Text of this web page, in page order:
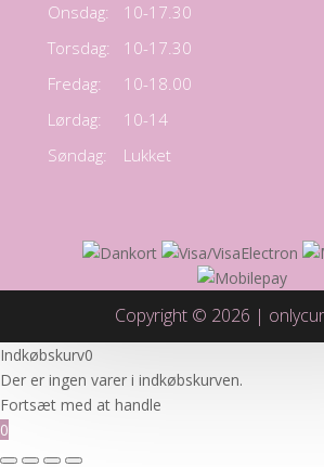
Onsdag:
10-17.30
Torsdag:
10-17.30
Fredag:
10-18.00
Lørdag:
10-14
Søndag:
Lukket
Copyright © 2026 |
Indkøbskurv0
Der er ingen varer i indkøbskurven.
Fortsæt med at handle
0